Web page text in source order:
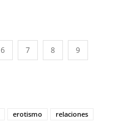
6 7 8 9
erotismo relaciones